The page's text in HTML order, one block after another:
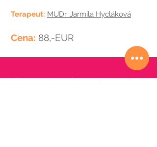
Terapeut: MUDr. Jarmila Hycláková
Cena: 88,-EUR
Rezervujte si termín